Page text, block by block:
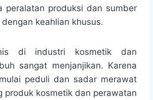
peralatan produksi dan sumber
keahlian khusus.
di industri kosmetik dan
sangat menjanjikan. Karena
peduli dan sadar merawat
produk kosmetik dan perawatan